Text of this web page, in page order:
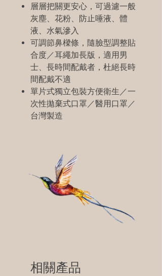
層層把關更安心，可過濾一般
灰塵、花粉、防止唾液、體
液、水氣滲入
可調節鼻樑條，隨臉型調整貼
合度／耳繩加長版，適用男
士、長時間配戴者，杜絕長時
間配戴不適
單片式獨立包裝方便衛生／一
次性拋棄式口罩／醫用口罩／
台灣製造
相關產品